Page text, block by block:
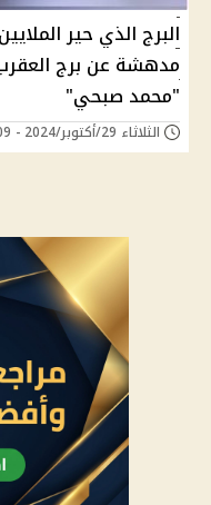
البرج الذي حير
مدهشة عن برج
"محمد صبحي"
الثلاثاء 29/أكتوبر/2024 - 08:09 م